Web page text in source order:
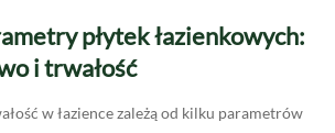
płytek łazienkowych:
i trwałość
w łazience zależą od kilku parametrów